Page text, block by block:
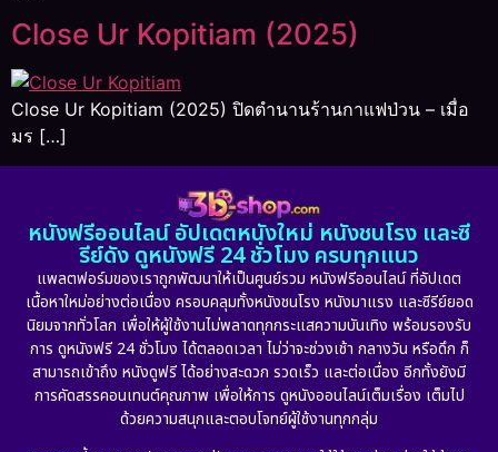
Close Ur Kopitiam (2025)
Close Ur Kopitiam (2025) ปิดตำนานร้านกาแฟป่วน – เมื่อ
มร […]
หนังฟรีออนไลน์ อัปเดตหนังใหม่ หนังชนโรง และซี
รีย์ดัง ดูหนังฟรี 24 ชั่วโมง ครบทุกแนว
แพลตฟอร์มของเราถูกพัฒนาให้เป็นศูนย์รวม หนังฟรีออนไลน์ ที่อัปเดต
เนื้อหาใหม่อย่างต่อเนื่อง ครอบคลุมทั้งหนังชนโรง หนังมาแรง และซีรีย์ยอด
นิยมจากทั่วโลก เพื่อให้ผู้ใช้งานไม่พลาดทุกกระแสความบันเทิง พร้อมรองรับ
การ ดูหนังฟรี 24 ชั่วโมง ได้ตลอดเวลา ไม่ว่าจะช่วงเช้า กลางวัน หรือดึก ก็
สามารถเข้าถึง หนังดูฟรี ได้อย่างสะดวก รวดเร็ว และต่อเนื่อง อีกทั้งยังมี
การคัดสรรคอนเทนต์คุณภาพ เพื่อให้การ ดูหนังออนไลน์เต็มเรื่อง เต็มไป
ด้วยความสนุกและตอบโจทย์ผู้ใช้งานทุกกลุ่ม